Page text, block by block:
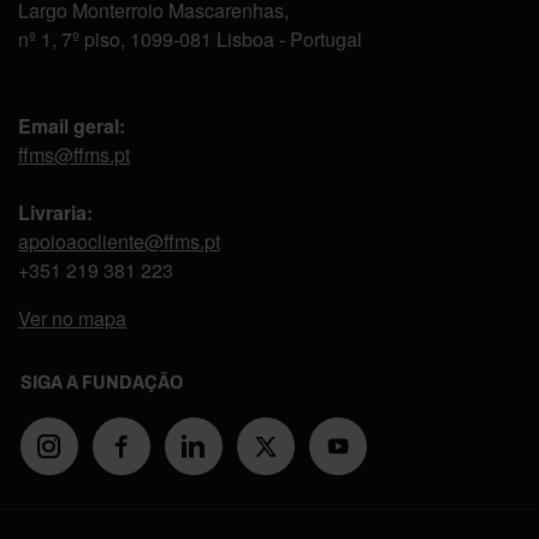
Largo Monterroio Mascarenhas,
nº 1, 7º piso, 1099-081 Lisboa - Portugal
Email geral:
ffms@ffms.pt
Livraria:
apoioaocliente@ffms.pt
+351 219 381 223
Ver no mapa
SIGA A FUNDAÇÃO